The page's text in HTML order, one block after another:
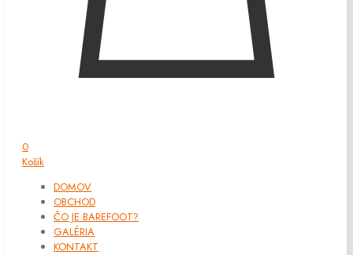
0
Košík
DOMOV
OBCHOD
ČO JE BAREFOOT?
GALÉRIA
KONTAKT